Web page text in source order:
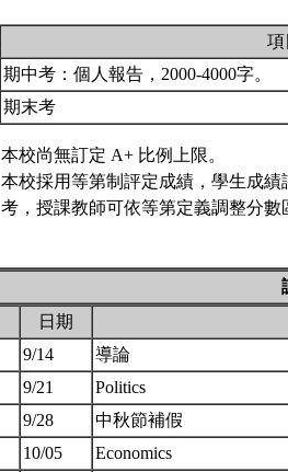
項
期中考：個人報告，2000-4000字。
期末考
本校尚無訂定 A+ 比例上限。
本校採用等第制評定成績，學生成
考，授課教師可依等第定義調整分
日期
9/14
導論
9/21
Politics
9/28
中秋節補假
10/05 Economics